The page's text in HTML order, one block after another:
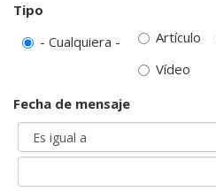
Tipo
- Cualquiera -
Artículo
Vídeo
Fecha de mensaje